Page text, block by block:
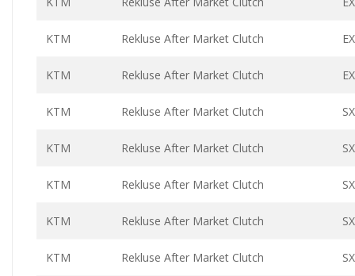
KTM Rekluse After Market Clutch
KTM Rekluse After Market Clutch
KTM Rekluse After Market Clutch
KTM Rekluse After Market Clutch
KTM Rekluse After Market Clutch
KTM Rekluse After Market Clutch
KTM Rekluse After Market Clutch